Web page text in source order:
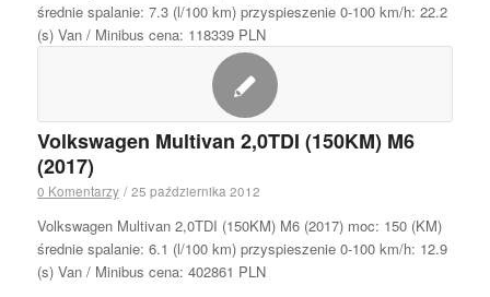
średnie spalanie: 7.3 (l/100 km) przyspieszenie 0-100 km/h: 22.2
(s) Van / Minibus cena: 118339 PLN
Volkswagen Multivan 2,0TDI (150KM) M6
(2017)
0 Komentarzy / 25 października 2012
Volkswagen Multivan 2,0TDI (150KM) M6 (2017) moc: 150 (KM)
średnie spalanie: 6.1 (l/100 km) przyspieszenie 0-100 km/h: 12.9
(s) Van / Minibus cena: 402861 PLN